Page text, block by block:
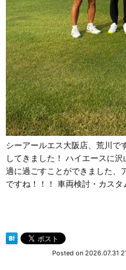
シーアールエス大阪店、荒川で
してきました！ ハイエースに
適に過ごすことができました、
ですね！！！ 車両検討・カス
Posted on 2026.07.31